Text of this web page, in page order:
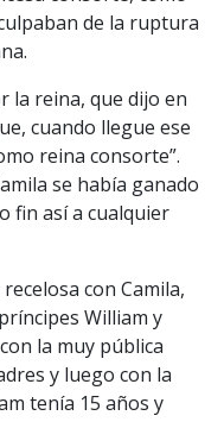
de la ruptura
la reina, que dijo en
cuando llegue ese
reina consorte”.
se había ganado
fin así a cualquier
con Camila,
William y
la muy pública
y luego con la
tenía 15 años y